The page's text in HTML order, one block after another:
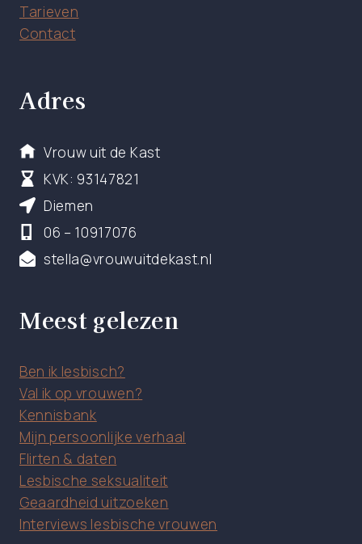
Tarieven
Contact
Adres
Vrouw uit de Kast
KVK: 93147821
Diemen
06 – 10917076
stella@vrouwuitdekast.nl
Meest gelezen
Ben ik lesbisch?
Val ik op vrouwen?
Kennisbank
Mijn persoonlijke verhaal
Flirten & daten
Lesbische seksualiteit
Geaardheid uitzoeken
Interviews lesbische vrouwen